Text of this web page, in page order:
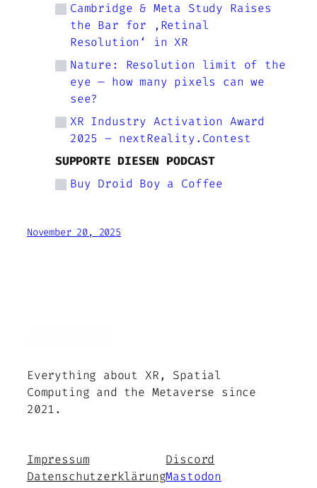
Cambridge & Meta Study Raises
the Bar for ‚Retinal
Resolution‘ in XR
Nature: Resolution limit of the
eye — how many pixels can we
see?
XR Industry Activation Award
2025 – nextReality.Contest
SUPPORTE DIESEN PODCAST
Buy Droid Boy a Coffee
November 20, 2025
Everything about XR, Spatial
Computing and the Metaverse since
2021.
Impressum
Datenschutzerklärung
Discord
Mastodon